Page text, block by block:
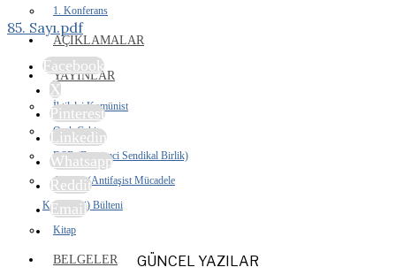
1. Konferans
AÇIKLAMALAR
YAYINLAR
İhtilalci Komünist
Orak Çekiç
DSB (Devrimci Sendikal Birlik)
AFMK (Antifaşist Mücadele
Komiteleri) Bülteni
Kitap
BELGELER
85. Sayı.pdf
Facebook
X
Pinterest
Linkedin
Whatsapp
Reddit
Email
GÜNCEL YAZILAR